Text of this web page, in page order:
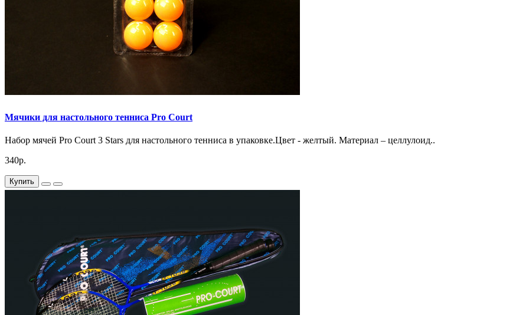
Мячики для настольного тенниса Pro Court
Набор мячей Pro Court 3 Stars для настольного тенниса в упаковке.Цвет - желтый. Материал – целлулоид..
340р.
Купить